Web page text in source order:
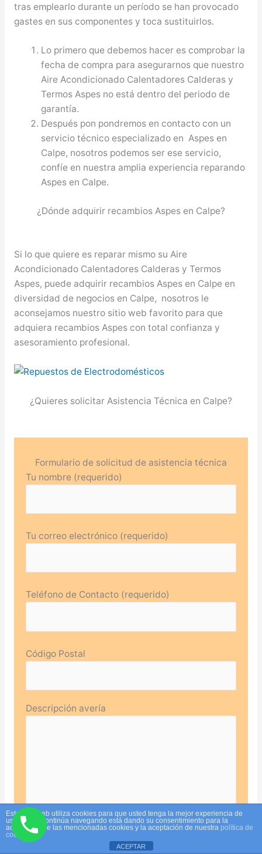
tras emplearlo durante un período se han provocado
gastes en sus componentes y toca sustituirlos.
Lo primero que debemos hacer es comprobar la
fecha de compra para asegurarnos que nuestro
Aire Acondicionado Calentadores Calderas y
Termos Aspes no está dentro del periodo de
garantía.
Después pon pondremos en contacto con un
servicio técnico especializado en Aspes en
Calpe, nosotros podemos ser ese servicio,
confíe en nuestra amplia experiencia reparando
Aspes en Calpe.
¿Dónde adquirir recambios Aspes en Calpe?
Si lo que quiere es reparar mismo su Aire
Acondicionado Calentadores Calderas y Termos
Aspes, puede adquirir recambios Aspes en Calpe en
diversidad de negocios en Calpe, nosotros le
aconsejamos nuestro sitio web favorito para que
adquiera recambios Aspes con total confianza y
asesoramiento profesional.
¿Quieres solicitar Asistencia Técnica en Calpe?
Formulario de solicitud de asistencia técnica
Tu nombre (requerido)
Tu correo electrónico (requerido)
Teléfono de Contacto (requerido)
Código Postal
Descripción avería
Este sitio web utiliza cookies para que usted tenga la mejor experiencia de
usuario. Si continúa navegando está dando su consentimiento para la
aceptación de las mencionadas cookies y la aceptación de nuestra política de
cookies
ACEPTAR